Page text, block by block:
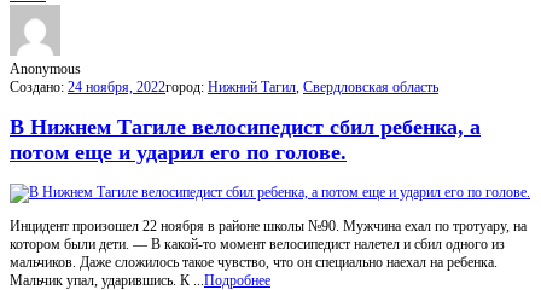
Anonymous
Создано: 24 ноября, 2022город: Нижний Тагил, Свердловская область
В Нижнем Тагиле велосипедист сбил ребенка, а
потом еще и ударил его по голове.
Инцидент произошел 22 ноября в районе школы №90. Мужчина ехал по тротуару, на
котором были дети. — В какой-то момент велосипедист налетел и сбил одного из
мальчиков. Даже сложилось такое чувство, что он специально наехал на ребенка.
Мальчик упал, ударившись. К ...Подробнее